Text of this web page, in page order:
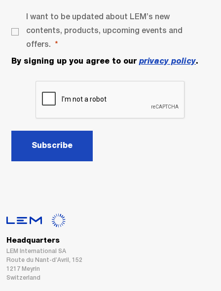
I want to be updated about LEM’s new
contents, products, upcoming events and
offers.
By signing up you agree to our privacy policy.
Subscribe
Headquarters
LEM International SA
Route du Nant-d’Avril, 152
1217 Meyrin
Switzerland